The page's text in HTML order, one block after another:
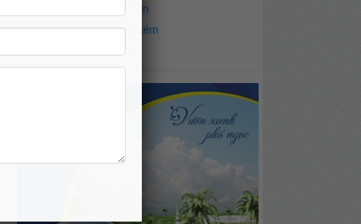
Cho thuê nhà mặt tiền
Cho thuê nhà trong hẻm
Cho thuê phòng trọ